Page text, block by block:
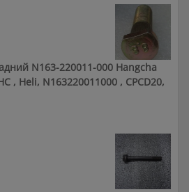
N163-220011-000 Hangcha
, Heli, N163220011000 , CPCD20,